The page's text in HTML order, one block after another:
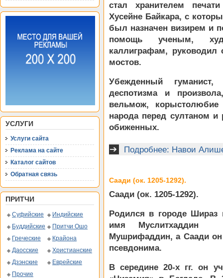
УСЛУГИ
Услуги сайта
Реклама на сайте
Каталог сайтов
Обратная связь
ПРИТЧИ
Суфийские
Индийские
Буддийские
Притчи Ошо
Греческие
Крайона
Даосские
Христианские
Дзэнские
Еврейские
Прочие
стал хранителем
Хусейне Байкара, с
был назначен визирем и
помощь ученым,
каллиграфам, руководил
мостов.
Убежденный
деспотизма и
вельмож, корыстолюбие
народа перед султаном
обиженных.
Подробнее: Навои
Саади (ок. 1205-1292).
Саади (ок. 1205-1292).
Родился в городе
имя Муслитхаддин
Мушрифаддин, а Саади он
псевдонима.
В середине 20-х гг. он